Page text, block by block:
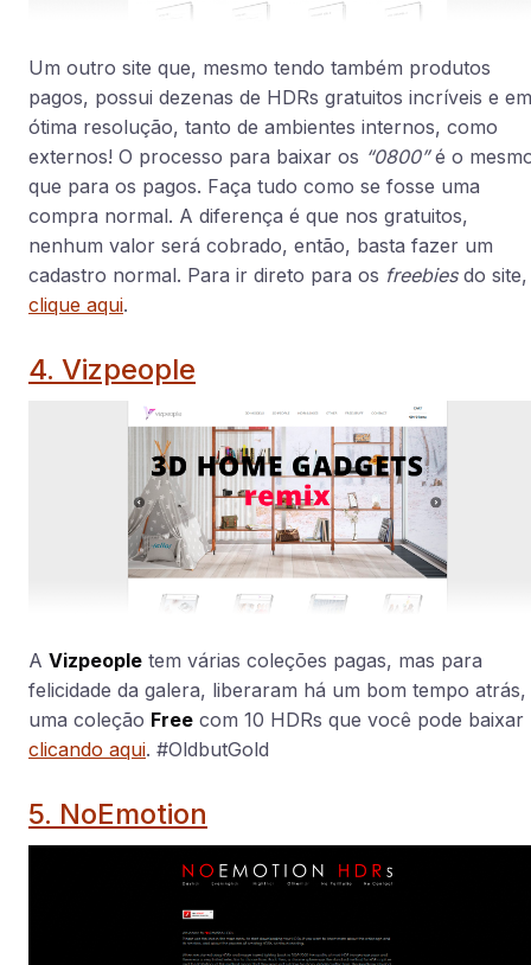
Um outro site que, mesmo tendo também produtos
pagos, possui dezenas de HDRs gratuitos incríveis e em
ótima resolução, tanto de ambientes internos, como
externos! O processo para baixar os “0800”é o
que para os pagos. Faça tudo como se fosse uma
compra normal. A diferença é que nos gratuitos,
nenhum valor será cobrado, então, basta fazer um
cadastro normal. Para ir direto para os freebiesdo site,
clique aqui.
4. Vizpeople
A Vizpeople tem várias coleções pagas, mas para
felicidade da galera, liberaram há um bom tempo atrás,
uma coleção Free com 10 HDRs que você pode baixar
clicando aqui. #OldbutGold
5. NoEmotion